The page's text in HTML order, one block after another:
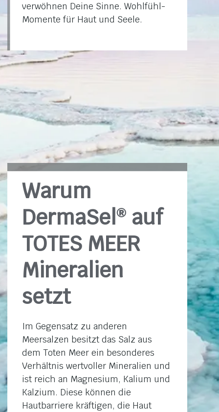
verwöhnen Deine Sinne. Wohlfühl-
Momente für Haut und Seele.
Warum
DermaSel® auf
TOTES MEER
Mineralien
setzt
Im Gegensatz zu anderen
Meersalzen besitzt das Salz aus
dem Toten Meer ein besonderes
Verhältnis wertvoller Mineralien und
ist reich an Magnesium, Kalium und
Kalzium. Diese können die
Hautbarriere kräftigen, die Haut